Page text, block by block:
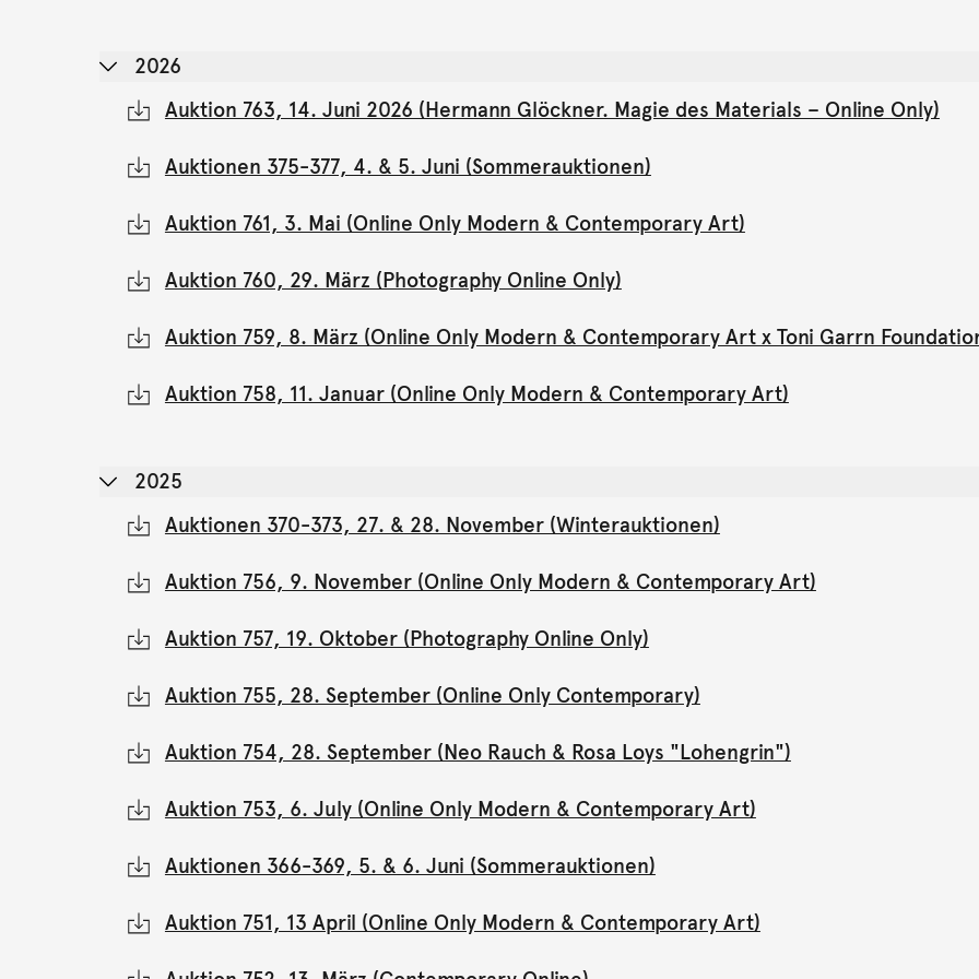
2026
Auktion 763, 14. Juni 2026 (Hermann Glöckner. Magie des Materials – Online Only)
Auktionen 375-377, 4. & 5. Juni (Sommerauktionen)
Auktion 761, 3. Mai (Online Only Modern & Contemporary Art)
Auktion 760, 29. März (Photography Online Only)
Auktion 759, 8. März (Online Only Modern & Contemporary Art x Toni Garrn
Auktion 758, 11. Januar (Online Only Modern & Contemporary Art)
2025
Auktionen 370-373, 27. & 28. November (Winterauktionen)
Auktion 756, 9. November (Online Only Modern & Contemporary Art)
Auktion 757, 19. Oktober (Photography Online Only)
Auktion 755, 28. September (Online Only Contemporary)
Auktion 754, 28. September (Neo Rauch & Rosa Loys "Lohengrin")
Auktion 753, 6. July (Online Only Modern & Contemporary Art)
Auktionen 366-369, 5. & 6. Juni (Sommerauktionen)
Auktion 751, 13 April (Online Only Modern & Contemporary Art)